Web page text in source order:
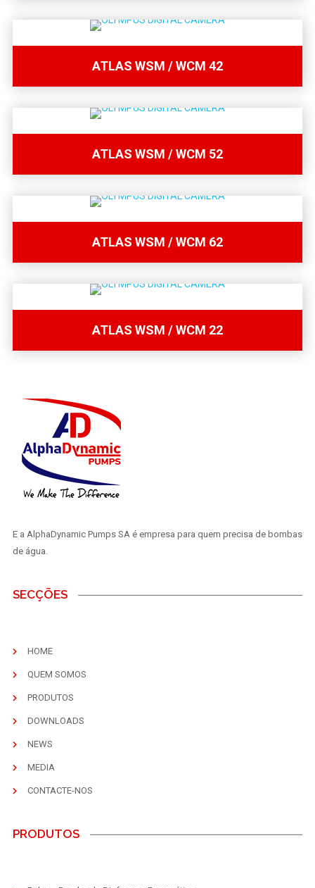
ATLAS WSM / WCM 42
ATLAS WSM / WCM 52
ATLAS WSM / WCM 62
ATLAS WSM / WCM 22
E a AlphaDynamic Pumps SA é empresa para quem precisa de bombas
de água.
SECÇÕES
HOME
QUEM SOMOS
PRODUTOS
DOWNLOADS
NEWS
MEDIA
CONTACTE-NOS
PRODUTOS